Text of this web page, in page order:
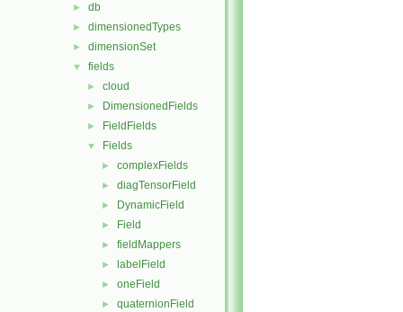
► db
► dimensionedTypes
► dimensionSet
▼ fields
► cloud
► DimensionedFields
► FieldFields
▼ Fields
► complexFields
► diagTensorField
► DynamicField
► Field
► fieldMappers
► labelField
► oneField
► quaternionField